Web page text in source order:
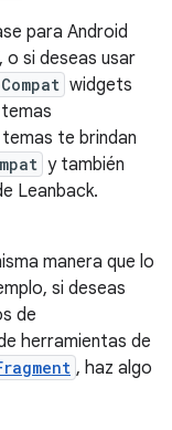
para Android
o si deseas usar
widgets
te brindan
y también
Leanback.
manera que lo
si deseas
de
herramientas de
, haz algo